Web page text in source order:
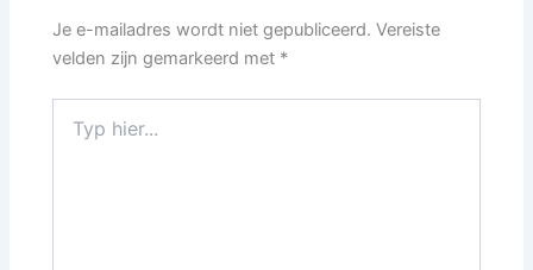
Je e-mailadres wordt niet gepubliceerd. Vereiste
velden zijn gemarkeerd met *
hier...